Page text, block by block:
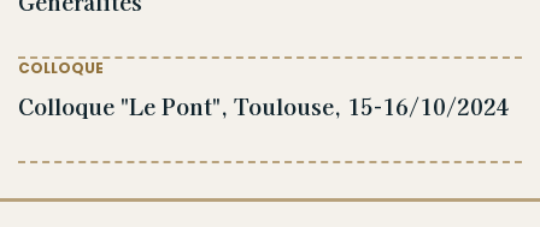
COLLOQUE
Colloque "Le Pont", Toulouse, 15-16/10/2024